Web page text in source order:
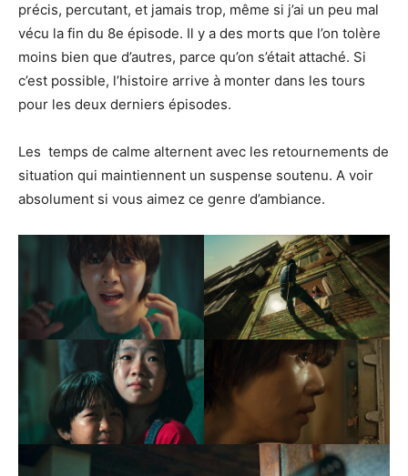
précis, percutant, et jamais trop, même si j’ai un peu mal
vécu la fin du 8e épisode. Il y a des morts que l’on tolère
moins bien que d’autres, parce qu’on s’était attaché. Si
c’est possible, l’histoire arrive à monter dans les tours
pour les deux derniers épisodes.
Les temps de calme alternent avec les retournements de
situation qui maintiennent un suspense soutenu. A voir
absolument si vous aimez ce genre d’ambiance.